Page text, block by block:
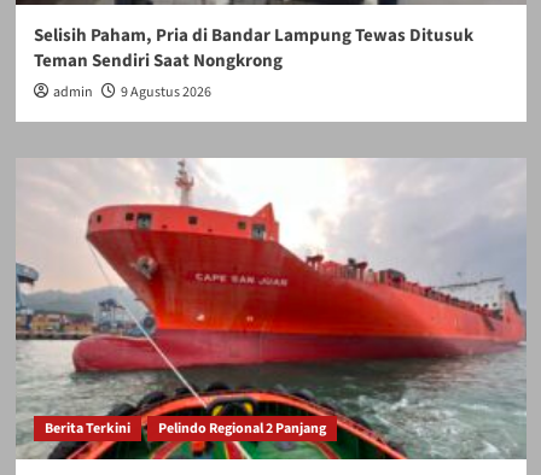
Selisih Paham, Pria di Bandar Lampung Tewas Ditusuk
Teman Sendiri Saat Nongkrong
admin 9 Agustus 2026
Berita Terkini Pelindo Regional 2 Panjang